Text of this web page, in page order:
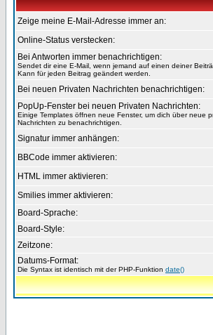
Zeige meine E-Mail-Adresse immer an:
Online-Status verstecken:
Bei Antworten immer benachrichtigen:
Sendet dir eine E-Mail, wenn jemand auf einen deiner
Kann für jeden Beitrag geändert werden.
Bei neuen Privaten Nachrichten benachrichtigen:
PopUp-Fenster bei neuen Privaten Nachrichten:
Einige Templates öffnen neue Fenster, um dich über neue
Nachrichten zu benachrichtigen.
Signatur immer anhängen:
BBCode immer aktivieren:
HTML immer aktivieren:
Smilies immer aktivieren:
Board-Sprache:
Board-Style:
Zeitzone:
Datums-Format:
Die Syntax ist identisch mit der PHP-Funktion date()